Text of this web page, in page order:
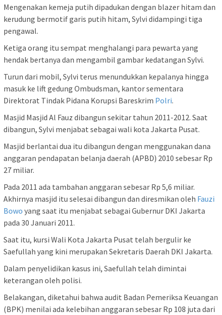
Mengenakan kemeja putih dipadukan dengan blazer hitam dan
kerudung bermotif garis putih hitam, Sylvi didampingi tiga
pengawal.
Ketiga orang itu sempat menghalangi para pewarta yang
hendak bertanya dan mengambil gambar kedatangan Sylvi.
Turun dari mobil, Sylvi terus menundukkan kepalanya hingga
masuk ke lift gedung Ombudsman, kantor sementara
Direktorat Tindak Pidana Korupsi Bareskrim Polri.
Masjid Masjid Al Fauz dibangun sekitar tahun 2011-2012. Saat
dibangun, Sylvi menjabat sebagai wali kota Jakarta Pusat.
Masjid berlantai dua itu dibangun dengan menggunakan dana
anggaran pendapatan belanja daerah (APBD) 2010 sebesar Rp
27 miliar.
Pada 2011 ada tambahan anggaran sebesar Rp 5,6 miliar.
Akhirnya masjid itu selesai dibangun dan diresmikan oleh Fauzi
Bowo yang saat itu menjabat sebagai Gubernur DKI Jakarta
pada 30 Januari 2011.
Saat itu, kursi Wali Kota Jakarta Pusat telah bergulir ke
Saefullah yang kini merupakan Sekretaris Daerah DKI Jakarta.
Dalam penyelidikan kasus ini, Saefullah telah dimintai
keterangan oleh polisi.
Belakangan, diketahui bahwa audit Badan Pemeriksa Keuangan
(BPK) menilai ada kelebihan anggaran sebesar Rp 108 juta dari